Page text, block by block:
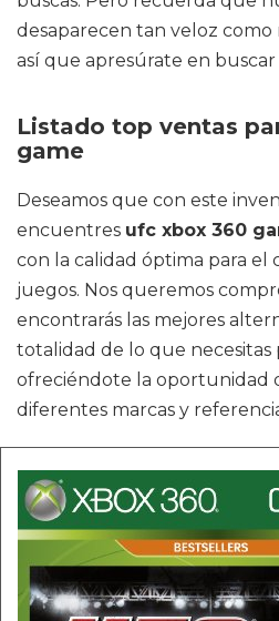
desaparecen tan veloz
así que apresúrate en
Listado top ventas
game
Deseamos que con este
encuentres ufc xbox 360
con la calidad óptima para el
juegos. Nos queremos
encontrarás las mejores
totalidad de lo que necesitas
ofreciéndote la oportunidad
diferentes marcas y